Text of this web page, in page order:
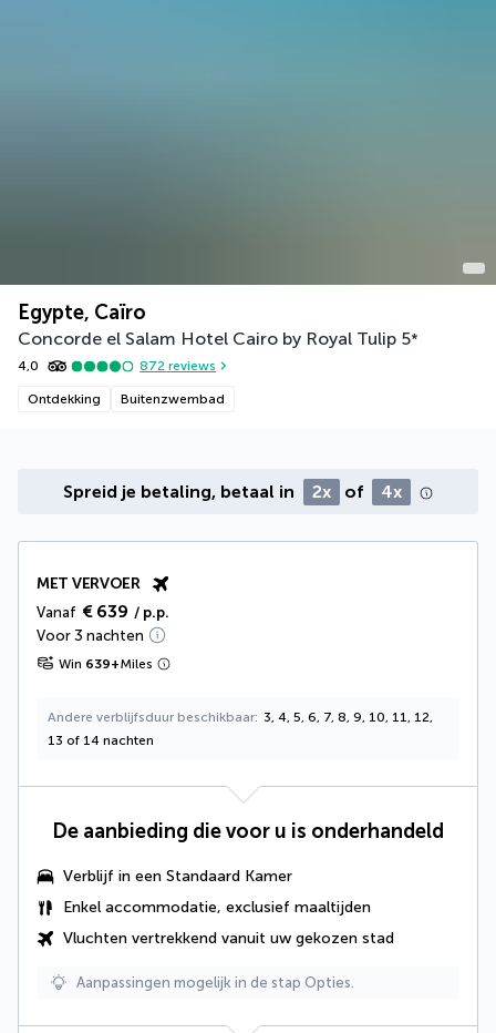
Egypte, Caïro
Concorde el Salam Hotel Cairo by Royal Tulip 5*
4,0 872 reviews
Ontdekking Buitenzwembad
Spreid je betaling, betaal in 2x of 4x
MET VERVOER
Vanaf € 639 / p.p.
Voor 3 nachten
Win 639+Miles
Andere verblijfsduur beschikbaar 3, 4, 5, 6, 7, 8, 9, 10, 11, 12,
13 of 14 nachten
De aanbieding die voor u is onderhandeld
Verblijf in een Standaard Kamer
Enkel accommodatie, exclusief maaltijden
Vluchten vertrekkend vanuit uw gekozen stad
Aanpassingen mogelijk in de stap Opties.